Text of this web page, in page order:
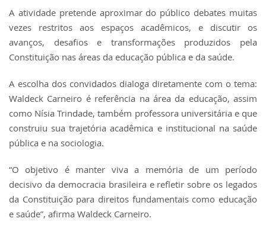
A atividade pretende aproximar do público debates muitas
vezes restritos aos espaços acadêmicos, e discutir os
avanços, desafios e transformações produzidos pela
Constituição nas áreas da educação pública e da saúde.
A escolha dos convidados dialoga diretamente com o tema:
Waldeck Carneiro é referência na área da educação, assim
como Nísia Trindade, também professora universitária e que
construiu sua trajetória acadêmica e institucional na saúde
pública e na sociologia.
“O objetivo é manter viva a memória de um período
decisivo da democracia brasileira e refletir sobre os legados
da Constituição para direitos fundamentais como educação
e saúde”, afirma Waldeck Carneiro.